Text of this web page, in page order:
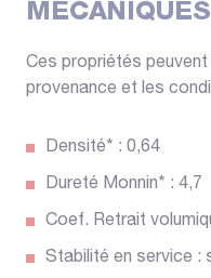
MÉCANIQUES
Ces propriétés
provenance et les
Densité* : 0,64
Dureté Monnin* : 4,7
Coef. Retrait
Stabilité en service :